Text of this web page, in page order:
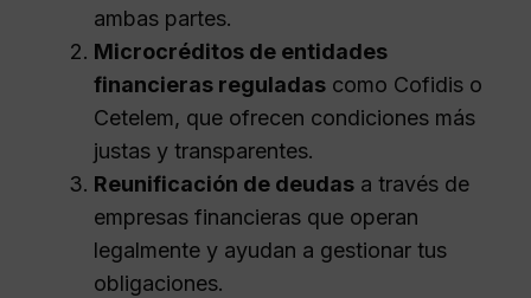
ambas partes.
Microcréditos de entidades
financieras reguladas como Cofidis o
Cetelem, que ofrecen condiciones más
justas y transparentes.
Reunificación de deudas a través de
empresas financieras que operan
legalmente y ayudan a gestionar tus
obligaciones.